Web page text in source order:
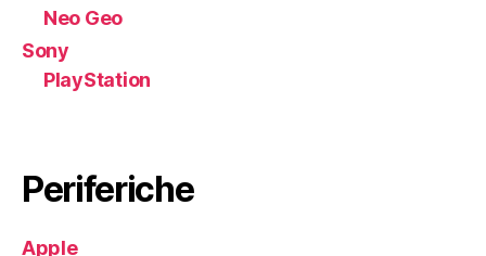
Neo Geo
Sony
PlayStation
Periferiche
Apple